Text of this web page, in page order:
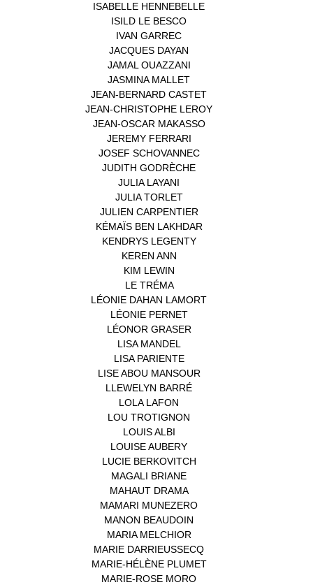
ISABELLE HENNEBELLE
ISILD LE BESCO
IVAN GARREC
JACQUES DAYAN
JAMAL OUAZZANI
JASMINA MALLET
JEAN-BERNARD CASTET
JEAN-CHRISTOPHE LEROY
JEAN-OSCAR MAKASSO(1)
JEREMY FERRARI
JOSEF SCHOVANNEC(1)
JUDITH GODRÈCHE
JULIA LAYANI
JULIA TORLET(1)
JULIEN CARPENTIER(1)
KÉMAÏS BEN LAKHDAR(1)
KENDRYS LEGENTY(1)
KEREN ANN
KIM LEWIN
LE TRÉMA(1)
LÉONIE DAHAN LAMORT
LÉONIE PERNET(1)
LÉONOR GRASER(1)
LISA MANDEL(1)
LISA PARIENTE(1)
LISE ABOU MANSOUR(1)
LLEWELYN BARRÉ
LOLA LAFON
LOU TROTIGNON
LOUIS ALBI
LOUISE AUBERY
LUCIE BERKOVITCH
MAGALI BRIANE
MAHAUT DRAMA(1)
MAMARI MUNEZERO
MANON BEAUDOIN
MARIA MELCHIOR(1)
MARIE DARRIEUSSECQ
MARIE-HÉLÈNE PLUMET(1)
MARIE-ROSE MORO